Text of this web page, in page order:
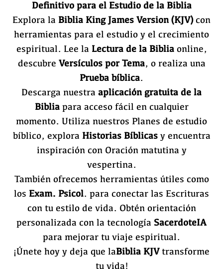
Definitivo para el Estudio de la Biblia
Explora la Biblia King James Version (KJV)con
herramientas para el estudio y el crecimiento
espiritual. Lee la Lectura de la Bibliaonline,
descubre Versículos por Tema, o realiza una
Prueba bíblica.
Descarga nuestra aplicación gratuita de la
Bibliapara acceso fácil en cualquier
momento. Utiliza nuestros Planes de estudio
bíblico, explora Historias Bíblicasy encuentra
inspiración con Oración matutina y
vespertina.
También ofrecemos herramientas útiles como
los Exam. Psicol. para conectar las Escrituras
con tu estilo de vida. Obtén orientación
personalizada con la tecnología SacerdoteIA
para mejorar tu viaje espiritual.
¡Únete hoy y deja que laBiblia KJV transforme
tu vida!